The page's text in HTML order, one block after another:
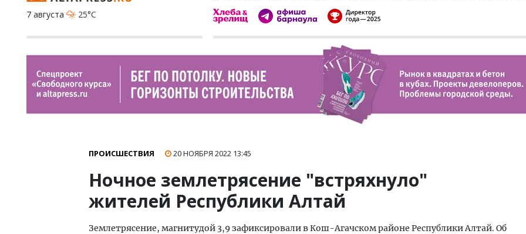
7 августа
25°C
ПРОИСШЕСТВИЯ 20 НОЯБРЯ 2022 13:45
Ночное землетрясение "встряхнуло"
жителей Республики Алтай
Землетрясение, магнитудой 3,9 зафиксировали в Кош-Агачском районе Республики Алтай. Об